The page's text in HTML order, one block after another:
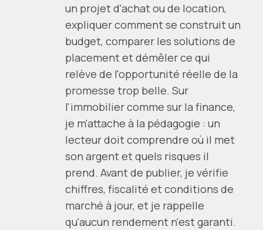
un projet d'achat ou de location,
expliquer comment se construit un
budget, comparer les solutions de
placement et démêler ce qui
relève de l'opportunité réelle de la
promesse trop belle. Sur
l'immobilier comme sur la finance,
je m'attache à la pédagogie : un
lecteur doit comprendre où il met
son argent et quels risques il
prend. Avant de publier, je vérifie
chiffres, fiscalité et conditions de
marché à jour, et je rappelle
qu'aucun rendement n'est garanti.